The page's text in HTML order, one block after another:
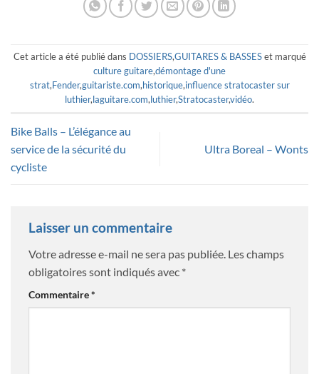
Cet article a été publié dans DOSSIERS,GUITARES & BASSESet marqué
culture guitare,démontage d'une
strat,Fender,guitariste.com,historique,influence stratocaster sur
luthier,laguitare.com,luthier,Stratocaster,vidéo.
Bike Balls – L’élégance au
service de la sécurité du
cycliste
Ultra Boreal – Wonts
Laisser un commentaire
Votre adresse e-mail ne sera pas publiée. Les champs
obligatoires sont indiqués avec *
Commentaire*